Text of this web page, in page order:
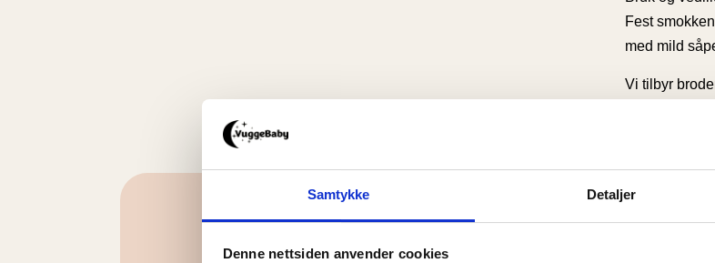
Samtykke Detaljer
Denne nettsiden anvender cookies
Fest
med mild
Vi tilbyr
Dette sier våre